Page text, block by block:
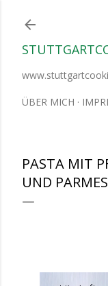
ÜBER MICH
PASTA MIT
UND